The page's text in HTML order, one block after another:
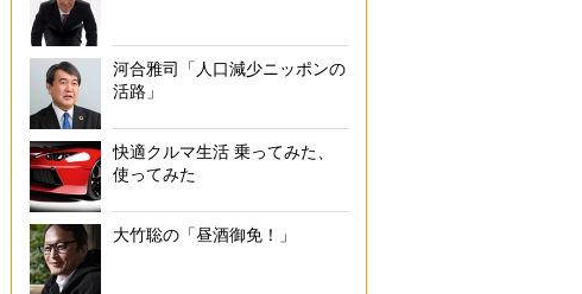
河合雅司「人口減少ニッポンの
活路」
快適クルマ生活 乗ってみた、
使ってみた
大竹聡の「昼酒御免！」